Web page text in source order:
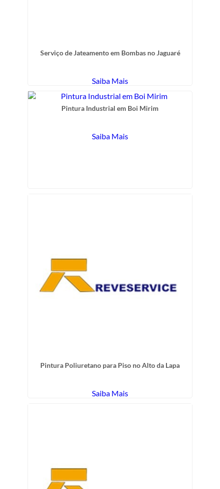
Serviço de Jateamento em Bombas no Jaguaré
Saiba Mais
Pintura Industrial em Boi Mirim
Saiba Mais
Pintura Poliuretano para Piso no Alto da Lapa
Saiba Mais